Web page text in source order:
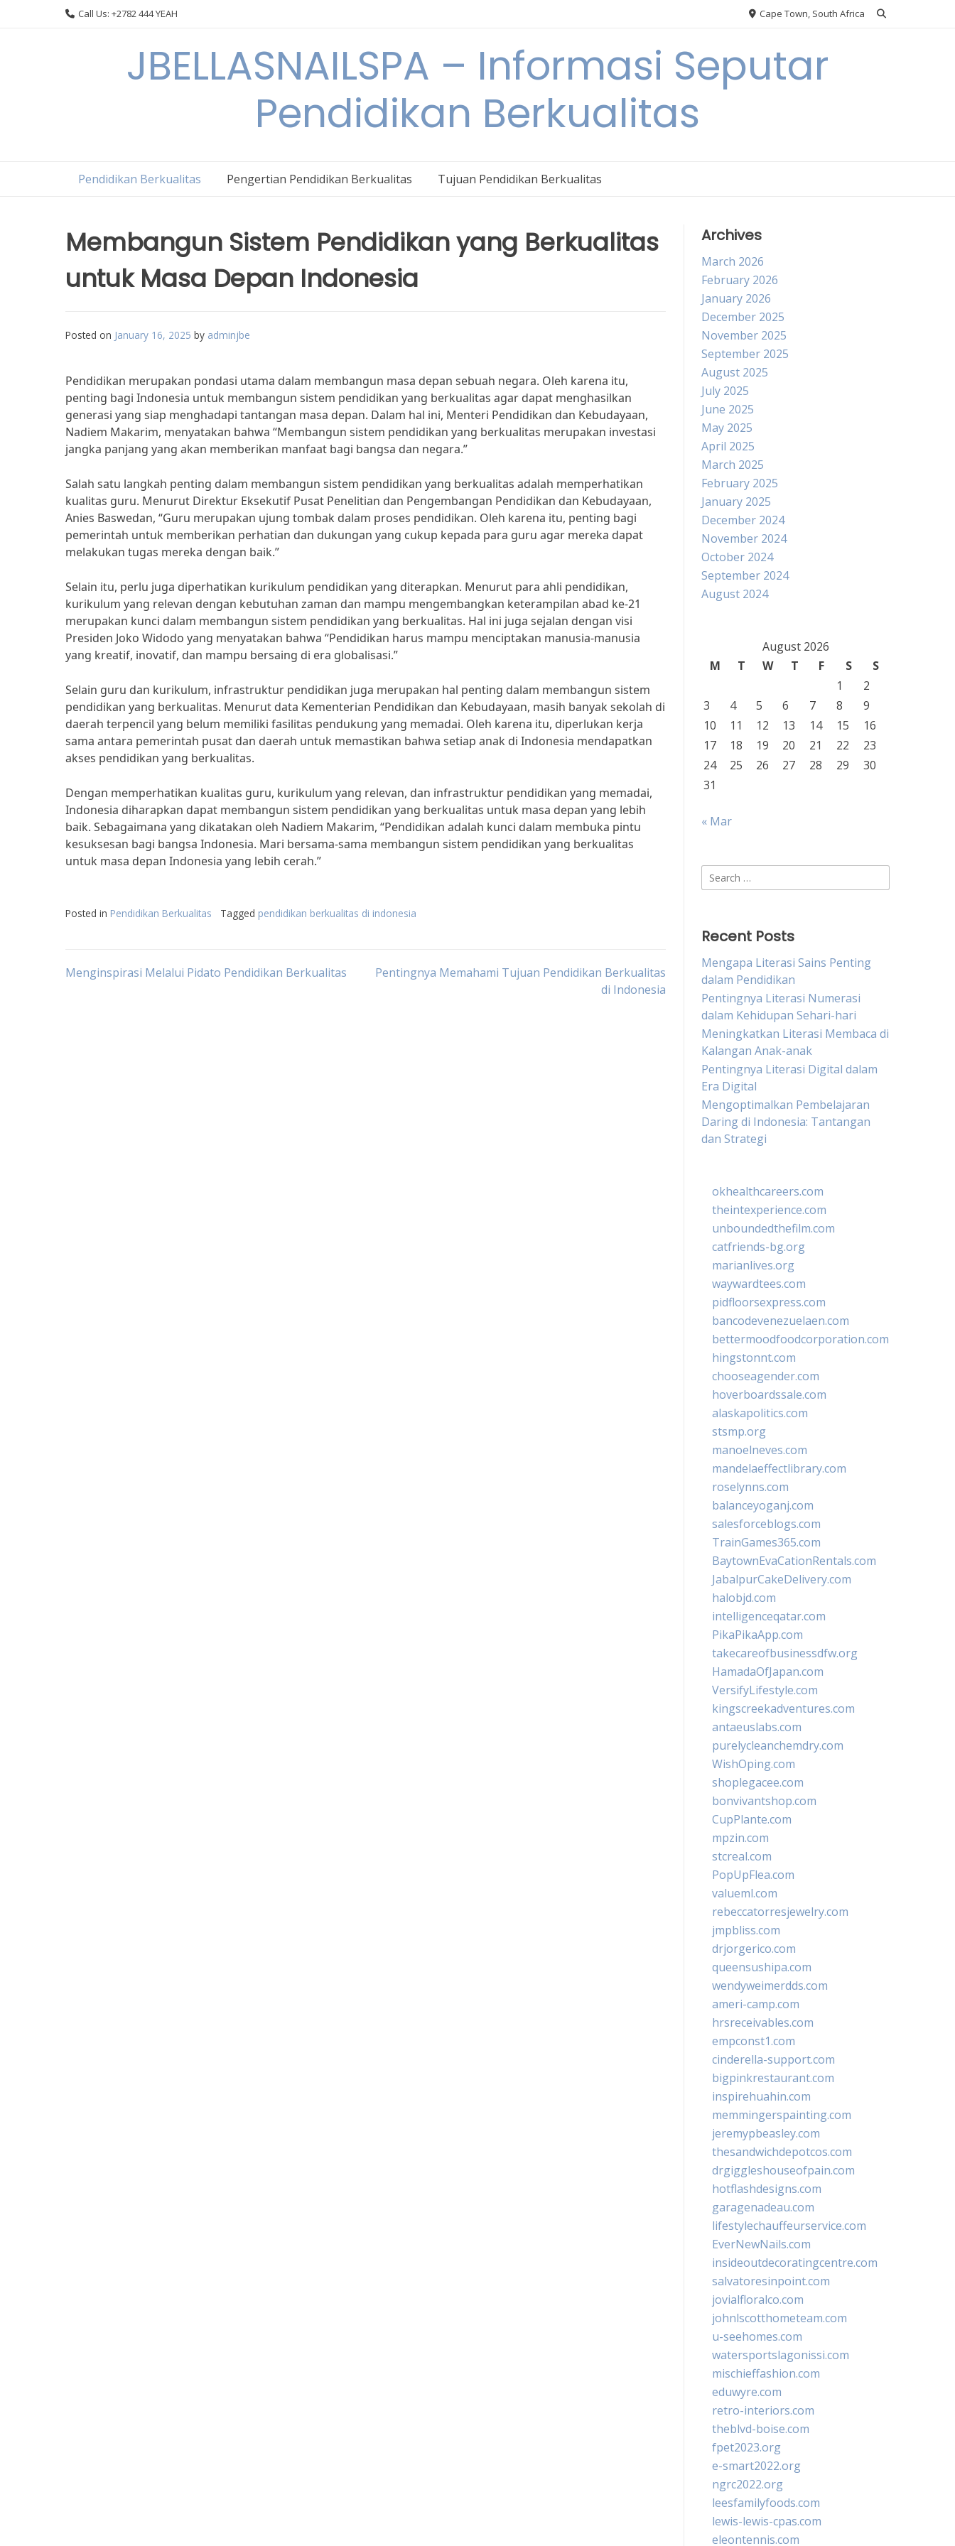
Call Us: +2782 444 YEAH Cape Town, South Africa
JBELLASNAILSPA – Informasi Seputar
Pendidikan Berkualitas
Pendidikan Berkualitas Pengertian Pendidikan Berkualitas Tujuan Pendidikan Berkualitas
Membangun Sistem Pendidikan yang Berkualitas
untuk Masa Depan Indonesia
Posted on January 16, 2025 by adminjbe
Pendidikan merupakan pondasi utama dalam membangun masa depan sebuah negara. Oleh karena itu,
penting bagi Indonesia untuk membangun sistem pendidikan yang berkualitas agar dapat menghasilkan
generasi yang siap menghadapi tantangan masa depan. Dalam hal ini, Menteri Pendidikan dan Kebudayaan,
Nadiem Makarim, menyatakan bahwa “Membangun sistem pendidikan yang berkualitas merupakan investasi
jangka panjang yang akan memberikan manfaat bagi bangsa dan negara.”
Salah satu langkah penting dalam membangun sistem pendidikan yang berkualitas adalah memperhatikan
kualitas guru. Menurut Direktur Eksekutif Pusat Penelitian dan Pengembangan Pendidikan dan Kebudayaan,
Anies Baswedan, “Guru merupakan ujung tombak dalam proses pendidikan. Oleh karena itu, penting bagi
pemerintah untuk memberikan perhatian dan dukungan yang cukup kepada para guru agar mereka dapat
melakukan tugas mereka dengan baik.”
Selain itu, perlu juga diperhatikan kurikulum pendidikan yang diterapkan. Menurut para ahli pendidikan,
kurikulum yang relevan dengan kebutuhan zaman dan mampu mengembangkan keterampilan abad ke-21
merupakan kunci dalam membangun sistem pendidikan yang berkualitas. Hal ini juga sejalan dengan visi
Presiden Joko Widodo yang menyatakan bahwa “Pendidikan harus mampu menciptakan manusia-manusia
yang kreatif, inovatif, dan mampu bersaing di era globalisasi.”
Selain guru dan kurikulum, infrastruktur pendidikan juga merupakan hal penting dalam membangun sistem
pendidikan yang berkualitas. Menurut data Kementerian Pendidikan dan Kebudayaan, masih banyak sekolah di
daerah terpencil yang belum memiliki fasilitas pendukung yang memadai. Oleh karena itu, diperlukan kerja
sama antara pemerintah pusat dan daerah untuk memastikan bahwa setiap anak di Indonesia mendapatkan
akses pendidikan yang berkualitas.
Dengan memperhatikan kualitas guru, kurikulum yang relevan, dan infrastruktur pendidikan yang memadai,
Indonesia diharapkan dapat membangun sistem pendidikan yang berkualitas untuk masa depan yang lebih
baik. Sebagaimana yang dikatakan oleh Nadiem Makarim, “Pendidikan adalah kunci dalam membuka pintu
kesuksesan bagi bangsa Indonesia. Mari bersama-sama membangun sistem pendidikan yang berkualitas
untuk masa depan Indonesia yang lebih cerah.”
Posted in Pendidikan Berkualitas Tagged pendidikan berkualitas di indonesia
Post
Menginspirasi Melalui Pidato Pendidikan Berkualitas
Pentingnya Memahami Tujuan Pendidikan Berkualitas
di Indonesia
Archives
March 2026
February 2026
January 2026
December 2025
November 2025
September 2025
August 2025
July 2025
June 2025
May 2025
April 2025
March 2025
February 2025
January 2025
December 2024
November 2024
October 2024
September 2024
August 2024
August 2026
M
T W T F S
S
1
2
3
4 5 6 7 8
9
10
11 12 13 14 15
16
17
18 19 20 21 22
23
24
25 26 27 28 29
30
31
« Mar
Search
for:
Recent Posts
Mengapa Literasi Sains Penting
dalam Pendidikan
Pentingnya Literasi Numerasi
dalam Kehidupan Sehari-hari
Meningkatkan Literasi Membaca di
Kalangan Anak-anak
Pentingnya Literasi Digital dalam
Era Digital
Mengoptimalkan Pembelajaran
Daring di Indonesia: Tantangan
dan Strategi
okhealthcareers.com
theintexperience.com
unboundedthefilm.com
catfriends-bg.org
marianlives.org
waywardtees.com
pidfloorsexpress.com
bancodevenezuelaen.com
bettermoodfoodcorporation.com
hingstonnt.com
chooseagender.com
hoverboardssale.com
alaskapolitics.com
stsmp.org
manoelneves.com
mandelaeffectlibrary.com
roselynns.com
balanceyoganj.com
salesforceblogs.com
TrainGames365.com
BaytownEvaCationRentals.com
JabalpurCakeDelivery.com
halobjd.com
intelligenceqatar.com
PikaPikaApp.com
takecareofbusinessdfw.org
HamadaOfJapan.com
VersifyLifestyle.com
kingscreekadventures.com
antaeuslabs.com
purelycleanchemdry.com
WishOping.com
shoplegacee.com
bonvivantshop.com
CupPlante.com
mpzin.com
stcreal.com
PopUpFlea.com
valueml.com
rebeccatorresjewelry.com
jmpbliss.com
drjorgerico.com
queensushipa.com
wendyweimerdds.com
ameri-camp.com
hrsreceivables.com
empconst1.com
cinderella-support.com
bigpinkrestaurant.com
inspirehuahin.com
memmingerspainting.com
jeremypbeasley.com
thesandwichdepotcos.com
drgiggleshouseofpain.com
hotflashdesigns.com
garagenadeau.com
lifestylechauffeurservice.com
EverNewNails.com
insideoutdecoratingcentre.com
salvatoresinpoint.com
jovialfloralco.com
johnlscotthometeam.com
u-seehomes.com
watersportslagonissi.com
mischieffashion.com
eduwyre.com
retro-interiors.com
theblvd-boise.com
fpet2023.org
e-smart2022.org
ngrc2022.org
leesfamilyfoods.com
lewis-lewis-cpas.com
eleontennis.com